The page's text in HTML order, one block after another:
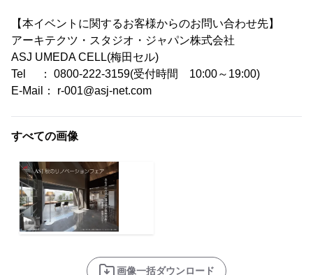
【本イベントに関するお客様からのお問い合わせ先】
アーキテクツ・スタジオ・ジャパン株式会社
ASJ UMEDA CELL(梅田セル)
Tel ： 0800-222-3159(受付時間 10:00～19:00)
E-Mail： r-001@asj-net.com
すべての画像
画像一括ダウンロード